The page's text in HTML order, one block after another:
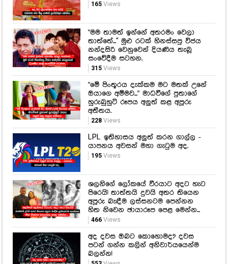
165Views
"මම තාමත් ඉන්නේ අතරමං වෙලා
තාත්තේ...'' මුළු රටක් හිනස්සපු විජය
නන්දසිරි වෙනුවෙන් දියණිය තැබූ
සංවේදීම සටහන.
315Views
"මේ පිංතූරය දැක්කම මට මතක් උනේ
ඔයාගෙ අම්මව..." මාධවීගේ පුතාගේ
හුරුබුහුටි රූපය අලුත් කළ අපූරු
අතීතය.
228Views
LPL ඉතිහාසය අලුත් කරන ගාල්ල -
යාපනය අවසන් මහා ගැටුම අද.
195Views
ශලනිගේ ලෝකයේ වීරයාට අදට හැට
පිරෙයි! තාත්තයි දුවයි අතර තියෙන
අපූරු බැඳීම ලස්සනටම පෙන්නන
හිත නිවෙන ඡායාරූප පෙළ මෙන්න...
466Views
අද දවස ඔබට කොහොමද? දවස
පටන් ගන්න කලින් අනිවාර්යයෙන්ම
බලන්න!